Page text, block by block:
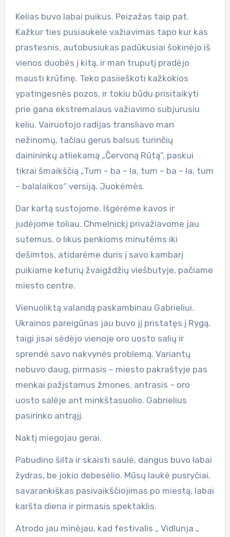
Kelias buvo labai puikus. Peizažas taip pat.
Kažkur ties pusiaukele važiavimas tapo kur kas
prastesnis, autobusiukas padūkusiai šokinėjo iš
vienos duobės į kitą, ir man truputį pradėjo
mausti krūtinę. Teko pasiieškoti kažkokios
ypatingesnės pozos, ir tokiu būdu prisitaikyti
prie gana ekstremalaus važiavimo subjurusiu
keliu. Vairuotojo radijas transliavo man
nežinomų, tačiau gerus balsus turinčių
dainininkų atliekamą „Červoną Rūtą“, paskui
tikrai šmaikščią „Tum – ba – la, tum – ba – la, tum
– balalaikos“ versiją. Juokėmės.
Dar kartą sustojome. Išgėrėme kavos ir
judėjome toliau. Chmelnickį privažiavome jau
sutemus, o likus penkioms minutėms iki
dešimtos, atidarėme duris į savo kambarį
puikiame keturių žvaigždžių viešbutyje, pačiame
miesto centre.
Vienuoliktą valandą paskambinau Gabrieliui.
Ukrainos pareigūnas jau buvo jį pristatęs į Rygą,
taigi jisai sėdėjo vienoje oro uosto salių ir
sprendė savo nakvynės problemą. Variantų
nebuvo daug, pirmasis – miesto pakraštyje pas
menkai pažįstamus žmones, antrasis – oro
uosto salėje ant minkštasuolio. Gabrielius
pasirinko antrąjį.
Naktį miegojau gerai.
Pabudino šilta ir skaisti saulė, dangus buvo labai
žydras, be jokio debesėlio. Mūsų laukė pusryčiai,
savarankiškas pasivaikščiojimas po miestą, labai
karšta diena ir pirmasis spektaklis.
Atrodo jau minėjau, kad festivalis „ Vidlunja „